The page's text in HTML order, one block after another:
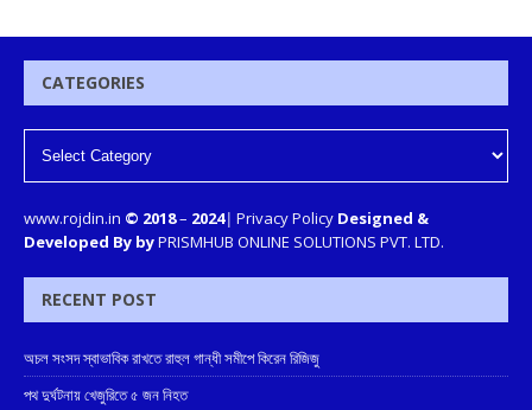
CATEGORIES
www.rojdin.in © 2018– 2024| Privacy Policy Designed &
Developed By byPRISMHUB ONLINE SOLUTIONS PVT. LTD.
RECENT POST
অচল সংসদ স্বাভাবিক রাখতে রাহুল গান্ধী সমীপে কিরেন রিজিজু
পথ দুর্ঘটনায় খেজুরিতে ৫ জন নিহত